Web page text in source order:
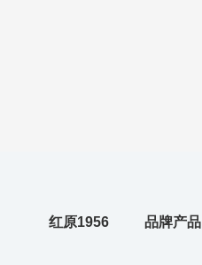
红原1956 品牌产品